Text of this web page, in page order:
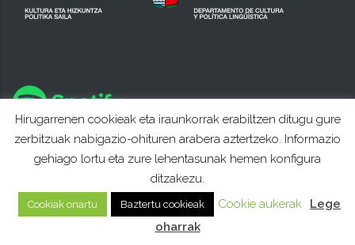
Hirugarrenen cookieak eta iraunkorrak erabiltzen ditugu gure
zerbitzuak nabigazio-ohituren arabera aztertzeko. Informazio
gehiago lortu eta zure lehentasunak hemen konfigura
ditzakezu.
Cookiak onartu Baztertu cookieak Cookie aukerak
Lege
oharrak